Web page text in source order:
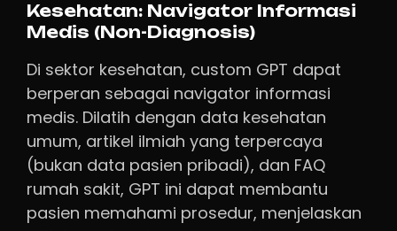
Kesehatan: Navigator Informasi
Medis (Non-Diagnosis)
Di sektor kesehatan, custom GPT dapat
berperan sebagai navigator informasi
medis. Dilatih dengan data kesehatan
umum, artikel ilmiah yang terpercaya
(bukan data pasien pribadi), dan FAQ
rumah sakit, GPT ini dapat membantu
pasien memahami prosedur, menjelaskan